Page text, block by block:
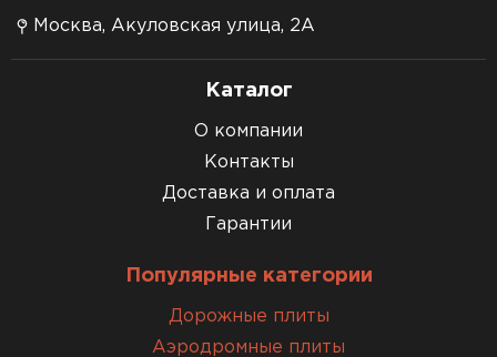
Москва, Акуловская улица, 2А
Каталог
О компании
Контакты
Доставка и оплата
Гарантии
Популярные категории
Дорожные плиты
Аэродромные плиты